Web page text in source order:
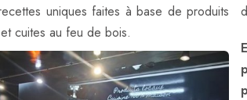
uniques faites à base de produits
cuites au feu de bois.